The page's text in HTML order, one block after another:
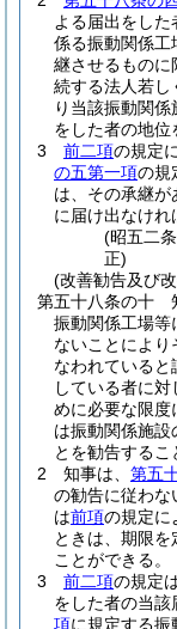
よる届出をした
係る振動関係工
継させるものに
続する法人若し
り当該振動関
をした者の地位
3
前二項の規定
の五第一項の規
は、その承継
に届け出なけれ
(昭五二
正)
(改善勧告及び
第五十八条の十
振動関係工場等
ないことによ
なわれている
している者に
めに必要な限度
は振動関係施設
とを勧告するこ
2
知事は、 第五
の勧告に従わな
は前項の規定に
ときは、期限
ことができる。
3
前二項の規定は
をした者の当該
項に規定する振